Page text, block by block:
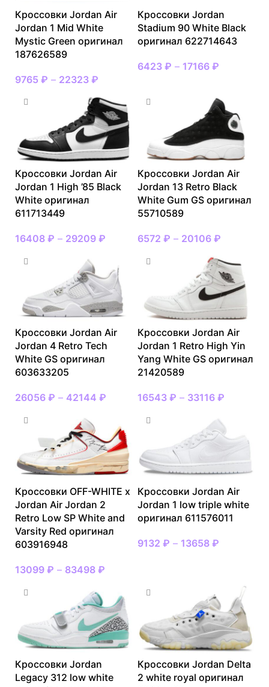
Кроссовки Jordan Air
Jordan 1 Mid White
Mystic Green оригинал
187626589
9765 ₽ – 22323 ₽
Кроссовки Jordan
Stadium 90 White Black
оригинал 622714643
6423 ₽ – 17166 ₽
Кроссовки Jordan Air
Jordan 1 High ’85 Black
White оригинал
611713449
16408 ₽ – 29209 ₽
Кроссовки Jordan Air
Jordan 13 Retro Black
White Gum GS оригинал
55710589
6572 ₽ – 20106 ₽
Кроссовки Jordan Air
Jordan 4 Retro Tech
White GS оригинал
603633205
26056 ₽ – 42144 ₽
Кроссовки Jordan Air
Jordan 1 Retro High Yin
Yang White GS оригинал
21420589
16543 ₽ – 33116 ₽
Кроссовки OFF-WHITE x
Jordan Air Jordan 2
Retro Low SP White and
Varsity Red оригинал
603916948
13099 ₽ – 83498 ₽
Кроссовки Jordan Air
Jordan 1 low triple white
оригинал 611576011
9132 ₽ – 13658 ₽
Кроссовки Jordan
Legacy 312 low white
Кроссовки Jordan Delta
2 white royal оригинал